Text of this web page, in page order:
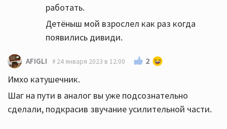
работать.
Детёныш мой взрослел как раз когда
появились дивиди.
AFIGLI 24 января 2023 в 12:00 2
Имхо катушечник.
Шаг на пути в аналог вы уже подсознательно
сделали, подкрасив звучание усилительной части.